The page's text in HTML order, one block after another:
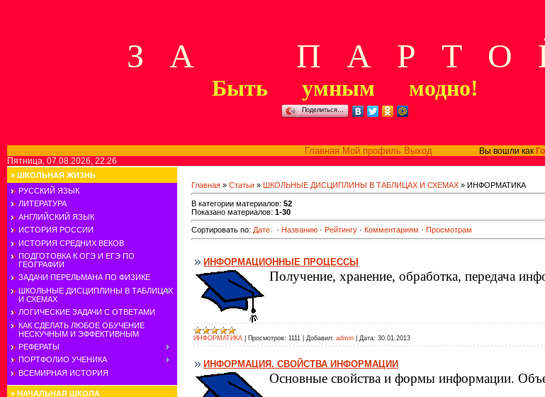
З А П А Р Т О
Быть умным модно!
Поделиться…
Главная Мой профиль ВыходВы вошли как
Пятница, 07.08.2026, 22:26
» ШКОЛЬНАЯ ЖИЗНЬ
РУССКИЙ ЯЗЫК
ЛИТЕРАТУРА
АНГЛИЙСКИЙ ЯЗЫК
ИСТОРИЯ РОССИИ
ИСТОРИЯ СРЕДНИХ ВЕКОВ
ПОДГОТОВКА К ОГЭ И ЕГЭ ПО
ГЕОГРАФИИ
ЗАДАЧИ ПЕРЕЛЬМАНА ПО ФИЗИКЕ
ШКОЛЬНЫЕ ДИСЦИПЛИНЫ В ТАБЛИЦАХ
И СХЕМАХ
ЛОГИЧЕСКИЕ ЗАДАЧИ С ОТВЕТАМИ
КАК СДЕЛАТЬ ЛЮБОЕ ОБУЧЕНИЕ
НЕСКУЧНЫМ И ЭФФЕКТИВНЫМ
РЕФЕРАТЫ
ПОРТФОЛИО УЧЕНИКА
ВСЕМИРНАЯ ИСТОРИЯ
» НАЧАЛЬНАЯ ШКОЛА
Главная » Статьи » ШКОЛЬНЫЕ ДИСЦИПЛИНЫ В ТАБЛИЦАХ И СХЕМАХ » ИНФОРМАТИКА
В категории материалов: 52
Показано материалов: 1-30
Сортировать по: Дате · Названию · Рейтингу · Комментариям · Просмотрам
ИНФОРМАЦИОННЫЕ ПРОЦЕССЫ
Получение, хранение, обработка, передача
ИНФОРМАТИКА Просмотров: 1111 Добавил: admin Дата: 30.01.2013
ИНФОРМАЦИЯ. СВОЙСТВА ИНФОРМАЦИИ
Основные свойства и формы информации.